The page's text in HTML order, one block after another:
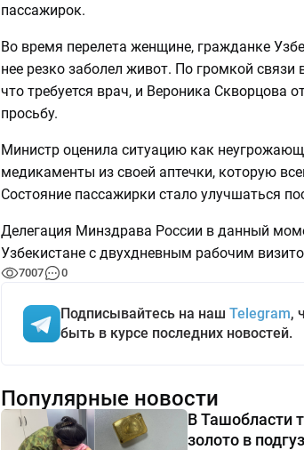
пассажирок.
Во время перелета женщине, гражданке
нее резко заболел живот. По громкой связи
что требуется врач, и Вероника Скворцова
просьбу.
Министр оценила ситуацию как
медикаменты из своей аптечки, которую
Состояние пассажирки стало улучшаться
Делегация Минздрава России в данный
Узбекистане с двухдневным рабочим
7007 0
Подписывайтесь на наш Telegram,
быть в курсе последних новостей.
Популярные новости
В Ташобласти
золото в